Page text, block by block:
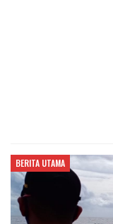
BERITA UTAMA